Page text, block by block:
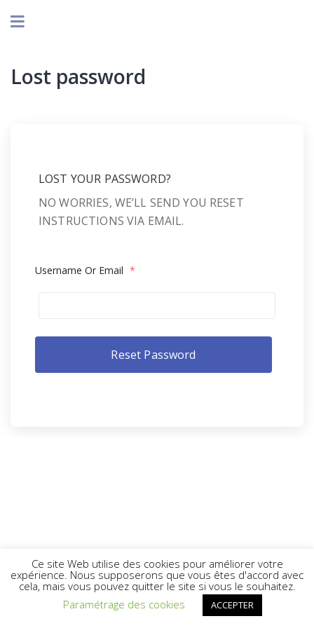
Lost password
LOST YOUR PASSWORD?
NO WORRIES, WE’LL SEND YOU RESET
INSTRUCTIONS VIA EMAIL.
Username Or Email *
Ce site Web utilise des cookies pour améliorer votre
expérience. Nous supposerons que vous êtes d'accord avec
cela, mais vous pouvez quitter le site si vous le souhaitez.
Paramétrage des cookies
ACCEPTER